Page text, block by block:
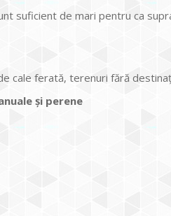
suficient de mari pentru ca
cale ferată, terenuri fără
şi perene